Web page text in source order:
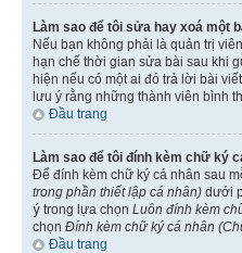
Làm sao để tôi sửa hay xoá một
Nếu bạn không phải là quản trị
hạn chế thời gian sửa bài sau khi
hiện nếu có một ai đó trả lời bài
lưu ý rằng những thành viên bình
Đầu trang
Làm sao để tôi đính kèm chữ ký
Để đính kèm chữ ký cá nhân sau
trong phần thiết lập cá nhân) dưới
ý trong lựa chọn Luôn đính kèm
chọn Đính kèm chữ ký cá nhân
Đầu trang